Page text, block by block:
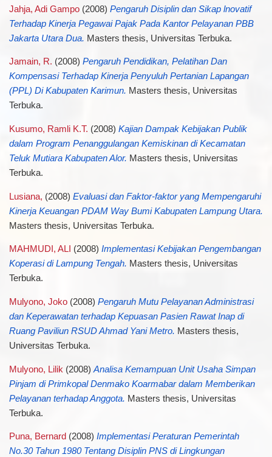
Jahja, Adi Gampo(2008) Pengaruh Disiplin dan Sikap lnovatif
Terhadap Kinerja Pegawai Pajak Pada Kantor Pelayanan PBB
Jakarta Utara Dua. Masters thesis, Universitas Terbuka.
Jamain, R. (2008) Pengaruh Pendidikan, Pelatihan Dan
Kompensasi Terhadap Kinerja Penyuluh Pertanian Lapangan
(PPL) Di Kabupaten Karimun. Masters thesis, Universitas
Terbuka.
Kusumo, Ramli K.T. (2008) Kajian Dampak Kebijakan Publik
dalam Program Penanggulangan Kemiskinan di Kecamatan
Teluk Mutiara Kabupaten Alor. Masters thesis, Universitas
Terbuka.
Lusiana, (2008) Evaluasi dan Faktor-faktor yang Mempengaruhi
Kinerja Keuangan PDAM Way Bumi Kabupaten Lampung Utara.
Masters thesis, Universitas Terbuka.
MAHMUDI, ALI (2008) Implementasi Kebijakan Pengembangan
Koperasi di Lampung Tengah. Masters thesis, Universitas
Terbuka.
Mulyono, Joko(2008) Pengaruh Mutu Pelayanan Administrasi
dan Keperawatan terhadap Kepuasan Pasien Rawat Inap di
Ruang Paviliun RSUD Ahmad Yani Metro. Masters thesis,
Universitas Terbuka.
Mulyono, Lilik (2008) Analisa Kemampuan Unit Usaha Simpan
Pinjam di Primkopal Denmako Koarmabar dalam Memberikan
Pelayanan terhadap Anggota. Masters thesis, Universitas
Terbuka.
Puna, Bernard (2008) Implementasi Peraturan Pemerintah
No.30 Tahun 1980 Tentang Disiplin PNS di Lingkungan